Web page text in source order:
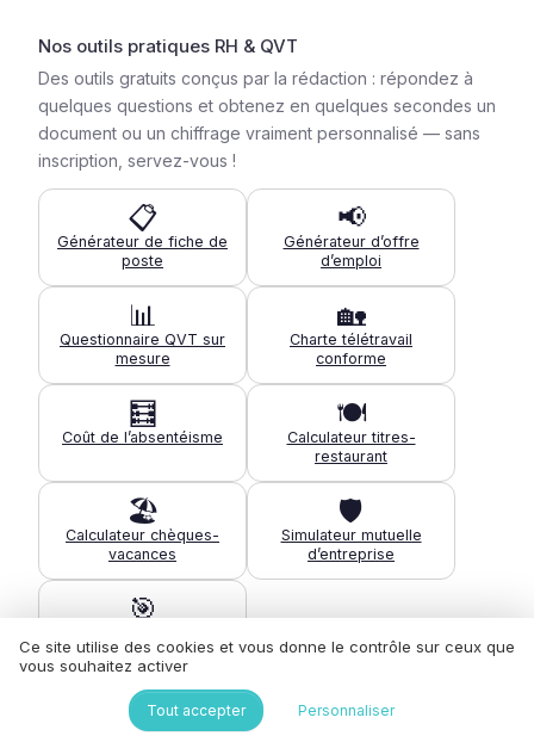
Nos outils pratiques RH & QVT
Des outils gratuits conçus par la rédaction : répondez à
quelques questions et obtenez en quelques secondes un
document ou un chiffrage vraiment personnalisé — sans
inscription, servez-vous !
📋
Générateur de fiche de
poste
📢
Générateur d’offre
d’emploi
📊
Questionnaire QVT sur
mesure
🏡
Charte télétravail
conforme
🧮
Coût de l’absentéisme
🍽️
Calculateur titres-
restaurant
🏖️
Calculateur chèques-
vacances
🛡️
Simulateur mutuelle
d’entreprise
🎯
QVT
Tous les outils pour la QVT →
Ce site utilise des cookies et vous donne le contrôle sur ceux que
vous souhaitez activer
Tout accepter Personnaliser